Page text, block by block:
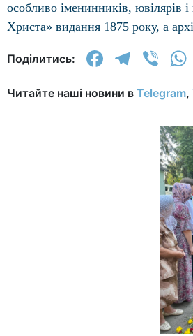
особливо іменинників, ювілярів
Христа» видання 1875 року, а
Поділитись:
Читайте наші новини в Telegram,